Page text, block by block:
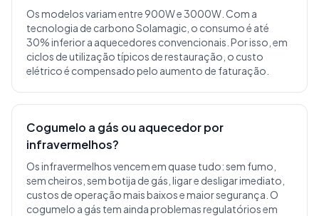
Os modelos variam entre 900W e 3000W. Com a
tecnologia de carbono Solamagic, o consumo é até
30% inferior a aquecedores convencionais. Por isso, em
ciclos de utilização típicos de restauração, o custo
elétrico é compensado pelo aumento de faturação.
Cogumelo a gás ou aquecedor por
infravermelhos?
Os infravermelhos vencem em quase tudo: sem fumo,
sem cheiros, sem botija de gás, ligar e desligar imediato,
custos de operação mais baixos e maior segurança. O
cogumelo a gás tem ainda problemas regulatórios em